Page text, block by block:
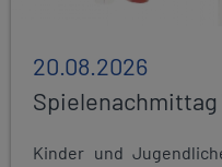
20.08.2026
Kinder und